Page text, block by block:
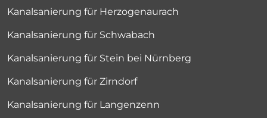
Kanalsanierung für Herzogenaurach
Kanalsanierung für Schwabach
Kanalsanierung für Stein bei Nürnberg
Kanalsanierung für Zirndorf
Kanalsanierung für Langenzenn